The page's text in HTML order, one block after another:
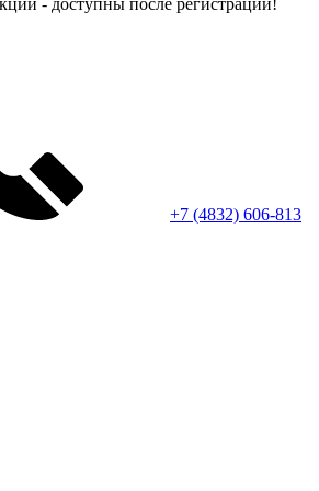
- доступны после регистрации!
+7 (4832) 606-813